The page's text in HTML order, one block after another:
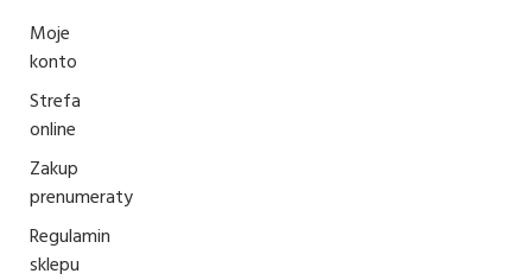
Moje
konto
Strefa
online
Zakup
prenumeraty
Regulamin
sklepu